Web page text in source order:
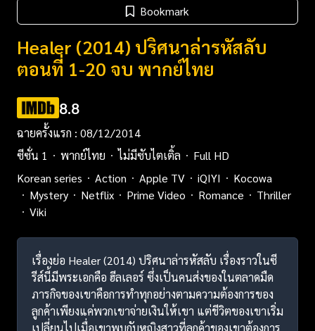
Bookmark
Healer (2014) ปริศนาล่ารหัสลับ
ตอนที่ 1-20 จบ พากย์ไทย
8.8
ฉายครั้งแรก : 08/12/2014
ซีซั่น 1
พากย์ไทย ไม่มีซับไตเติ้ล
Full HD
Korean series
Action Apple TV iQIYI
Kocowa
Mystery
Netflix Prime Video Romance
Thriller
Viki
เรื่องย่อ Healer (2014) ปริศนาล่ารหัสลับ เรื่องราวในซี
รีส์นี้มีพระเอกคือ ฮีลเลอร์ ซึ่งเป็นคนส่งของในตลาดมืด
ภารกิจของเขาคือการทำทุกอย่างตามความต้องการของ
ลูกค้าเพียงแค่พวกเขาจ่ายเงินให้เขา แต่ชีวิตของเขาเริ่ม
เปลี่ยนไปเมื่อเขาพบกับหญิงสาวที่ลูกค้าของเขาต้องการ